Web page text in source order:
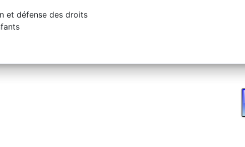
et défense des droits